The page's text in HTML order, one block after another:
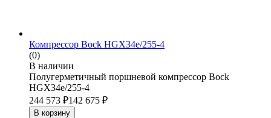
Компрессор Bock HGX34e/255-4
(0)
В наличии
Полугерметичный поршневой компрессор Bock
HGX34e/255-4
244 573 ₽142 675 ₽
В корзину